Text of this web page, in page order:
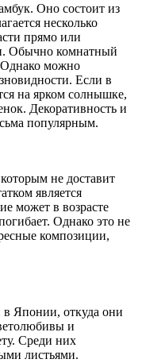
Оно состоит из
несколько
прямо или
Обычно комнатный
Однако можно
Если в
на ярком солнышке,
Декоративность и
популярным.
не доставит
является
может в возрасте
Однако это не
композиции,
в Японии, откуда они
и
Среди них
листьями.